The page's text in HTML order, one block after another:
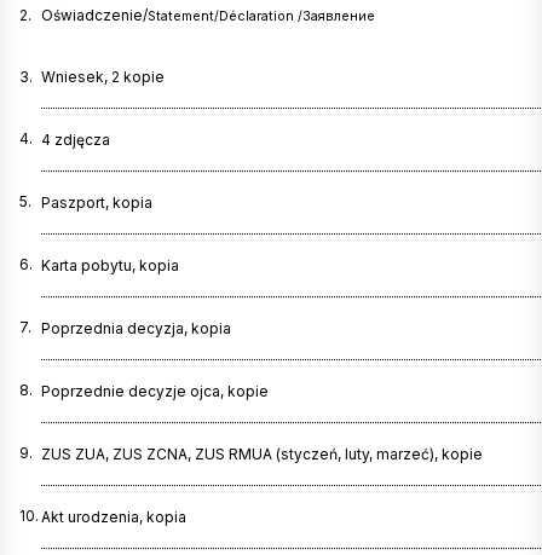
2. Oświadczenie/Statement/Déclaration /Заявлениe
3. Wniesek, 2 kopie
4. 4 zdjęcza
5. Paszport, kopia
6. Karta pobytu, kopia
7. Poprzednia decyzja, kopia
8. Poprzednie decyzje ojca, kopie
9. ZUS ZUA, ZUS ZCNA, ZUS RMUA (styczeń, luty, marzeć), kopie
10. Akt urodzenia, kopia